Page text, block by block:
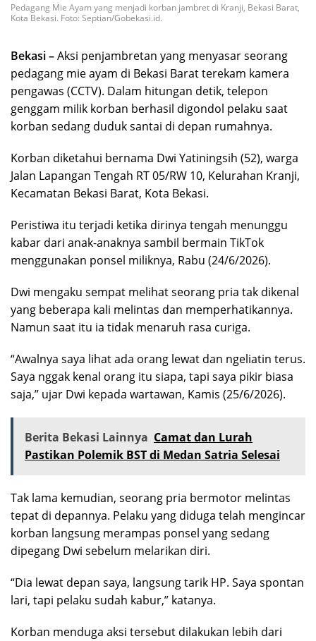
Pedagang Mie Ayam yang menjadi korban jambret di Kranji, Bekasi Barat,
Kota Bekasi. Foto: Septian/Gobekasi.id.
Bekasi –Aksi penjambretan yang menyasar seorang
pedagang mie ayam di Bekasi Barat terekam kamera
pengawas (CCTV). Dalam hitungan detik, telepon
genggam milik korban berhasil digondol pelaku saat
korban sedang duduk santai di depan rumahnya.
Korban diketahui bernama Dwi Yatiningsih (52), warga
Jalan Lapangan Tengah RT 05/RW 10, Kelurahan Kranji,
Kecamatan Bekasi Barat, Kota Bekasi.
Peristiwa itu terjadi ketika dirinya tengah menunggu
kabar dari anak-anaknya sambil bermain TikTok
menggunakan ponsel miliknya, Rabu (24/6/2026).
Dwi mengaku sempat melihat seorang pria tak dikenal
yang beberapa kali melintas dan memperhatikannya.
Namun saat itu ia tidak menaruh rasa curiga.
“Awalnya saya lihat ada orang lewat dan ngeliatin terus.
Saya nggak kenal orang itu siapa, tapi saya pikir biasa
saja,” ujar Dwi kepada wartawan, Kamis (25/6/2026).
Berita Bekasi Lainnya Camat dan Lurah
Pastikan Polemik BST di Medan Satria Selesai
Tak lama kemudian, seorang pria bermotor melintas
tepat di depannya. Pelaku yang diduga telah mengincar
korban langsung merampas ponsel yang sedang
dipegang Dwi sebelum melarikan diri.
“Dia lewat depan saya, langsung tarik HP. Saya spontan
lari, tapi pelaku sudah kabur,” katanya.
Korban menduga aksi tersebut dilakukan lebih dari